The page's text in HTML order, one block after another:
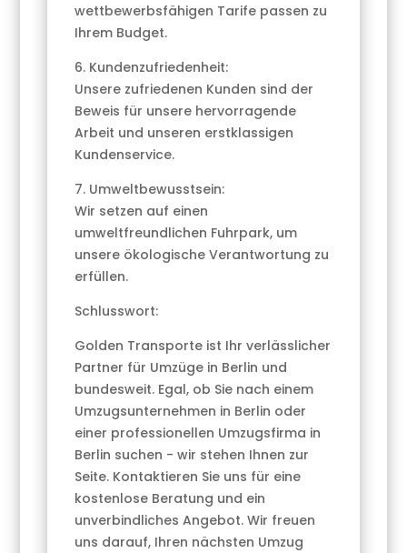
wettbewerbsfähigen Tarife passen zu
Ihrem Budget.
6. Kundenzufriedenheit:
Unsere zufriedenen Kunden sind der
Beweis für unsere hervorragende
Arbeit und unseren erstklassigen
Kundenservice.
7. Umweltbewusstsein:
Wir setzen auf einen
umweltfreundlichen Fuhrpark, um
unsere ökologische Verantwortung zu
erfüllen.
Schlusswort:
Golden Transporte ist Ihr verlässlicher
Partner für Umzüge in Berlin und
bundesweit. Egal, ob Sie nach einem
Umzugsunternehmen in Berlin oder
einer professionellen Umzugsfirma in
Berlin suchen - wir stehen Ihnen zur
Seite. Kontaktieren Sie uns für eine
kostenlose Beratung und ein
unverbindliches Angebot. Wir freuen
uns darauf, Ihren nächsten Umzug